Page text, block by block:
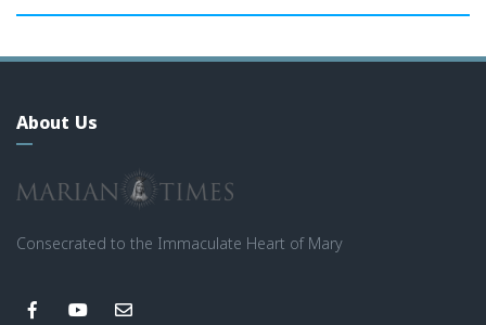
About Us
Consecrated to the Immaculate Heart of Mary